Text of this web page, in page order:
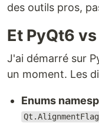
des outils pros,
Et PyQt6
J'ai démarré sur
un moment. Les
Enums